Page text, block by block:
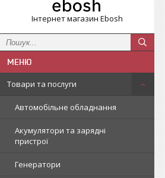
Інтернет магазин Ebosh
Товари та послуги
Автомобільне обладнання
Акумулятори та зарядні
пристрої
Генератори